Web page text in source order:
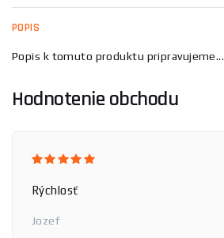
POPIS
Popis k tomuto produktu pripravujeme...
Hodnotenie obchodu
Rýchlosť
Jozef